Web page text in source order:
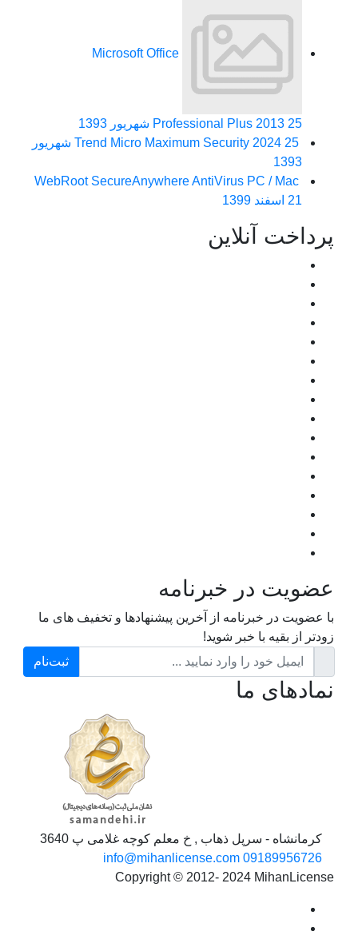
Microsoft Office
Professional Plus 201325 شهریور 1393
Trend Micro Maximum Security 202425 شهریور
1393
WebRoot SecureAnywhere AntiVirus PC / Mac
21 اسفند 1399
پرداخت آنلاین
عضویت در خبرنامه
با عضویت در خبرنامه از آخرین پیشنهادها و تخفیف های ما
زودتر از بقیه با خبر شوید!
ثبت‌نام
نمادهای ما
کرمانشاه - سرپل ذهاب , خ معلم کوچه غلامی پ 3640
09189956726
info@mihanlicense.com
Copyright © 2012- 2024 MihanLicense